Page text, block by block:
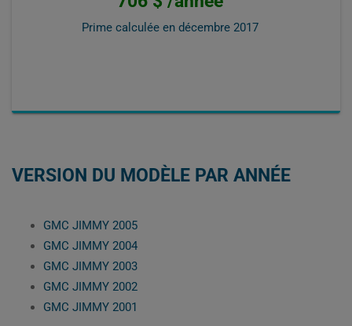
Prime calculée en décembre 2017
VERSION DU MODÈLE PAR ANNÉE
GMC JIMMY 2005
GMC JIMMY 2004
GMC JIMMY 2003
GMC JIMMY 2002
GMC JIMMY 2001